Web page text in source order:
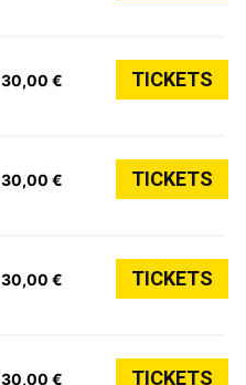
30,00 € TICKETS
30,00 € TICKETS
30,00 € TICKETS
30,00 € TICKETS